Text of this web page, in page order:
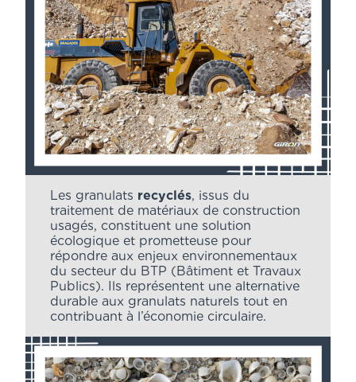
Les granulats recyclés, issus du
traitement de matériaux de construction
usagés, constituent une solution
écologique et prometteuse pour
répondre aux enjeux environnementaux
du secteur du BTP (Bâtiment et Travaux
Publics). Ils représentent une alternative
durable aux granulats naturels tout en
contribuant à l’économie circulaire.